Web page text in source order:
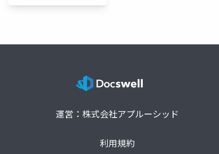
運営：株式会社アプルーシッド
利用規約